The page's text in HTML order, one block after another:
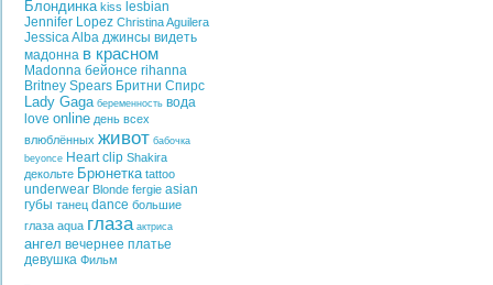
Блондинка kiss lesbian
Jennifer Lopez Christina Aguilera
Jessica Alba джинсы видеть
мадонна в красном
Madonna бейонсе rihanna
Britney Spears Бритни Спирс
Lady Gaga беременность вода
love online день всех
влюблённых живот бабочка
beyonce Heart clip Shakira
декольте Брюнетка tattoo
underwear Blonde fergie asian
губы танец dance большие
глаза aqua глаза актриса
ангел вечернее платье
девушка Фильм